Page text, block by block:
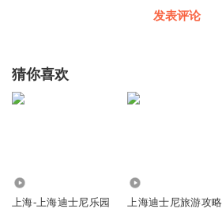
发表评论
猜你喜欢
上海-上海迪士尼乐园 上海迪士尼旅游攻略